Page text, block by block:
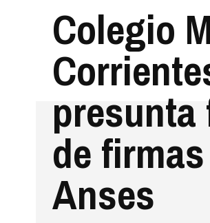
Colegio
de
Anses